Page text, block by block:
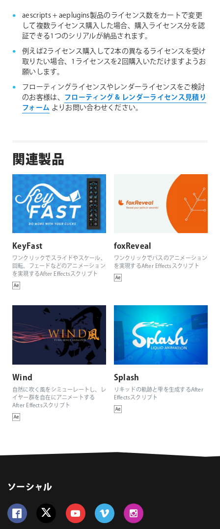
aescripts + aeplugins製品のライセンス数をカートで変更
して複数ライセンス購入した場合、購入ライセンス分を認
証できる1つのシリアルが納品されます。
例えば2ライセンス購入して2本の異なるライセンスを受け
取りたい場合、1ライセンスを2回購入いただけますようお
願いします。
フローティングライセンスやレンダーライセンスをご検討
のお客様は、 フローティング & レンダーライセンス見積り
フォーム よりお問い合わせください。
関連製品
KeyFast
ワンクリックでスライドやスケール、
回転、フェードなどのアニメーション
を実現するAfter Effectsスクリプト
foxReveal
ワンクリックでパスのアニメーション
を実現するAfter Effectsスクリプト
Wind
自然に吹く風をシミューレートし、レ
イヤー群を自在にアニメートする
After Effectsスクリプト
Splash
リキッドの軌跡と雫を生成するAfter
Effectsスクリプト
ソーシャル